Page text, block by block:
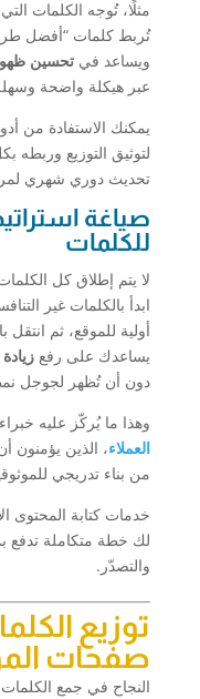
مثلًا، تُوجه الكلمات
تُربط كلمات “أفضل
ويساعد في تحسين
عبر هيكلة واضحة
لتوثيق التوزيع
تحديث دوري شهري
صياغة
للكلمات
لا يتم إطلاق كل
ابدأ بالكلمات غير
أولية للموقع، ثم انتقل
يساعدك على رفع
دون أن تُظهر لجوجل
وهذا ما يُركّز عليه خبراء
العملاء، الذين يؤمنون
من بناء تدريجي
خدمات كتابة المحتوى
لك خطة متكاملة تدفع
والتصدّر.
توزيع
صفحات
النجاح في جمع الكلمات